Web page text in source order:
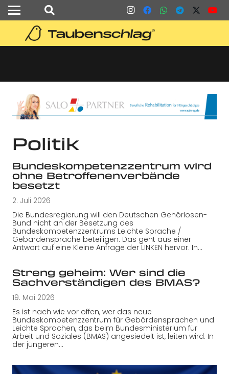
Politik
Bundeskompetenzzentrum wird
ohne Betroffenenverbände
besetzt
2. Juli 2026
Die Bundesregierung will den Deutschen Gehörlosen-
Bund nicht an der Besetzung des
Bundeskompetenzzentrums Leichte Sprache /
Gebärdensprache beteiligen. Das geht aus einer
Antwort auf eine Kleine Anfrage der LINKEN hervor. In…
Streng geheim: Wer sind die
Sachverständigen des BMAS?
19. Mai 2026
Es ist nach wie vor offen, wer das neue
Bundeskompetenzzentrum für Gebärdensprachen und
Leichte Sprachen, das beim Bundesministerium für
Arbeit und Soziales (BMAS) angesiedelt ist, leiten wird. In
der jüngeren…